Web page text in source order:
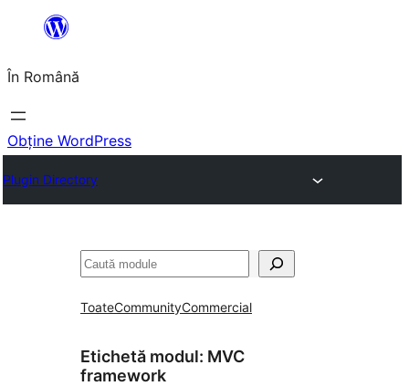
conținut
În Română
Obține WordPress
Plugin Directory
Caută
ToateCommunityCommercial
Etichetă modul: MVC
framework